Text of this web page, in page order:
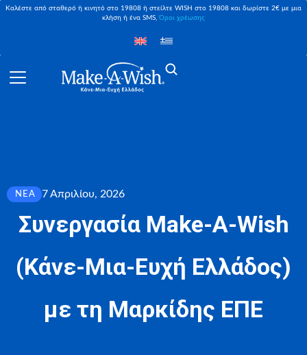
Καλέστε από σταθερό ή κινητό στο 19808 ή στείλτε WISH στο 19808 και δωρίστε 2€ με μια
κλήση ή ένα SMS,Όροι χρέωσης
ΝΈΑ 7 Απριλίου, 2026
Συνεργασία Make-A-Wish
(Κάνε-Μια-Ευχή Ελλάδος)
με τη Μαρκίδης ΕΠΕ